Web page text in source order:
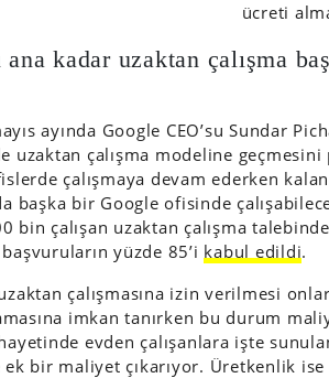
ücreti
kadar uzaktan çalışma
ayında Google CEO’su Sundar
uzaktan çalışma modeline geçmesini
çalışmaya devam ederken
başka bir Google ofisinde
bin çalışan uzaktan çalışma
yüzde 85’i kabul edildi.
uzaktan çalışmasına izin verilmesi
imkan tanırken bu durum
evden çalışanlara işte
bir maliyet çıkarıyor. Üretkenlik ise